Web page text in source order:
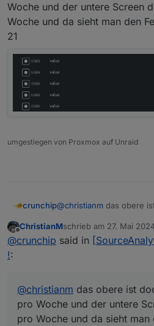
Woche und der untere Screen
Woche und da sieht man den
21
umgestiegen von Proxmox auf Unraid
crunchip@christianm das obere
Woche und da sieht man
Kalenderwoche 21
ChristianMschrieb am 27. Mai
zuletzt editiert von
@crunchip said in
!:
@christianm das obere ist
pro Woche und der untere
pro Woche und da sieht man